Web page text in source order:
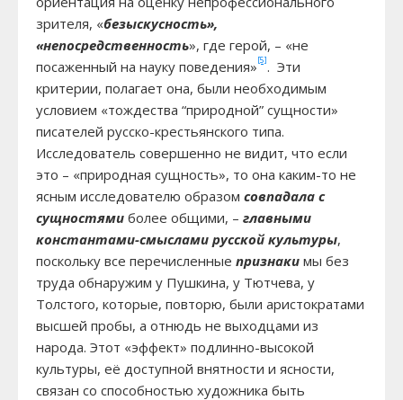
зрителя, «безыскусность»,
«непосредственность», где герой, – «не
посаженный на науку поведения»[5]. Эти
критерии, полагает она, были необходимым
условием «тождества “природной” сущности»
писателей русско-крестьянского типа.
Исследователь совершенно не видит, что если
это – «природная сущность», то она каким-то не
ясным исследователю образом совпадала с
сущностями более общими, – главными
константами-смыслами русской культуры,
поскольку все перечисленные признаки мы без
труда обнаружим у Пушкина, у Тютчева, у
Толстого, которые, повторю, были аристократами
высшей пробы, а отнюдь не выходцами из
народа. Этот «эффект» подлинно-высокой
культуры, её доступной внятности и ясности,
связан со способностью художника быть